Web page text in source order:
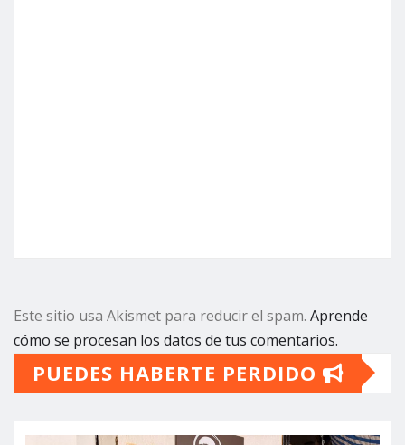
Este sitio usa Akismet para reducir el spam. Aprende
cómo se procesan los datos de tus comentarios.
PUEDES HABERTE PERDIDO